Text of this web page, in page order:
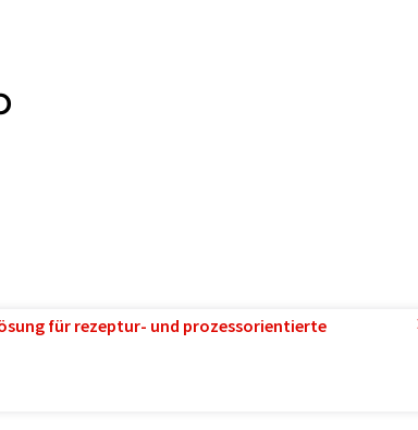
für rezeptur- und prozessorientierte